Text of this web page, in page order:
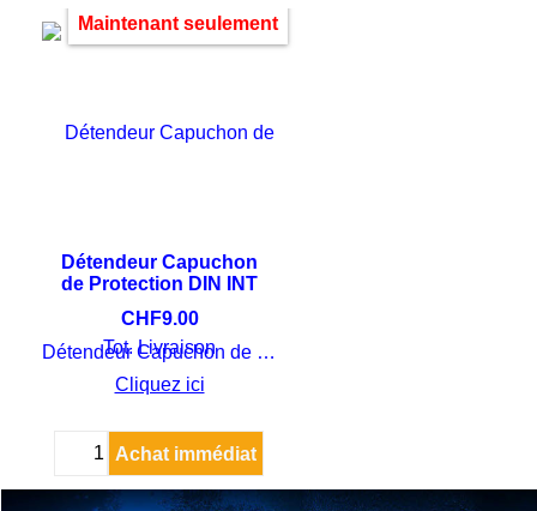
Maintenant seulement
Détendeur Capuchon
de Protection DIN INT
CHF9.00
Tot. Livraison
Détendeur Capuchon de Protection DIN INT
Cliquez ici
Achat immédiat